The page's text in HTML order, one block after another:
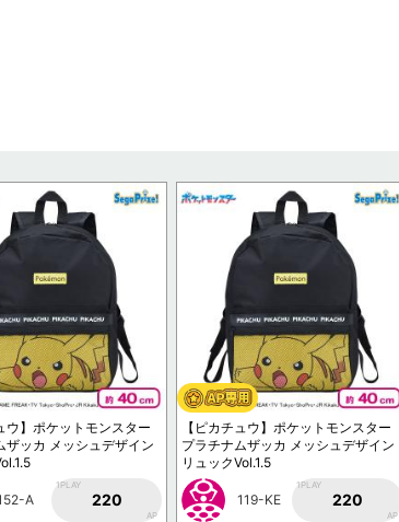
ウ】ポケットモンスター
ザッカ メッシュデザイン
A
1PLAY
220
AP
【ピカチュウ】ポケットモンスター
プラチナムザッカ メッシュデザイン
リュックVol.1.5
119-KE
1PLAY
220
AP